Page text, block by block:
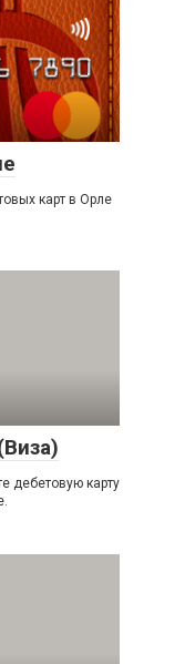
карт в Орле
дебетовую карту